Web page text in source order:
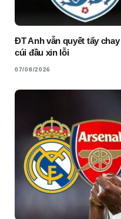
ĐT Anh vẫn quyết tẩy
cúi đầu xin lỗi
07/08/2026